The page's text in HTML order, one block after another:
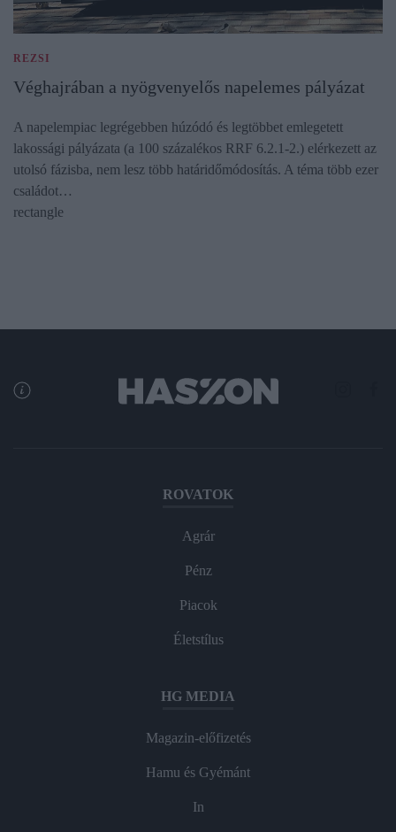
REZSI
Véghajrában a nyögvenyelős napelemes pályázat
A napelempiac legrégebben húzódó és legtöbbet emlegetett
lakossági pályázata (a 100 százalékos RRF 6.2.1-2.) elérkezett az
utolsó fázisba, nem lesz több határidőmódosítás. A téma több ezer
családot…
rectangle
ROVATOK
Agrár
Pénz
Piacok
Életstílus
HG MEDIA
Magazin-előfizetés
Hamu és Gyémánt
In